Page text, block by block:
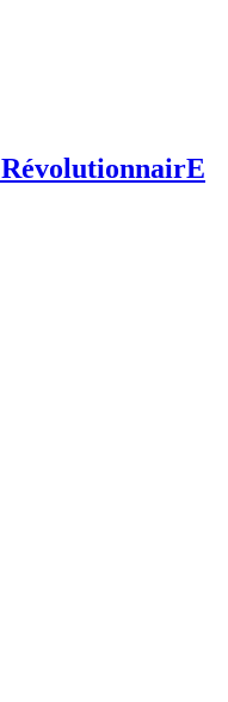
RévolutionnairE